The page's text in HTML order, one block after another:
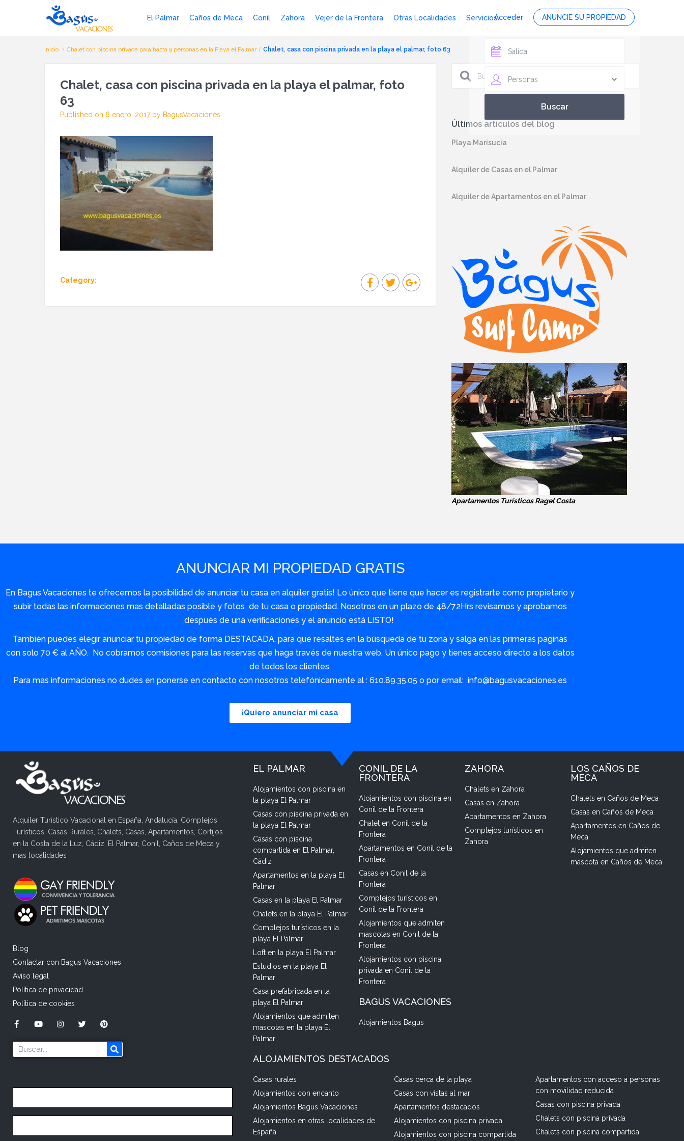
Acceder ANUNCIE SU PROPIEDAD
El Palmar Caños de Meca Conil Zahora Vejer de la Frontera Otras Localidades Servicios
Personas
Inicio Chalet con piscina privada para hasta 9 personas en la Playa el Palmar Chalet, casa con piscina privada en la playa el palmar, foto 63
Chalet, casa con piscina privada en la playa el palmar, foto
63
Published on 6 enero, 2017 by BagusVacaciones
Category:
Últimos artículos del blog
Playa Marisucia
Alquiler de Casas en el Palmar
Alquiler de Apartamentos en el Palmar
Apartamentos Turísticos Ragel Costa
ANUNCIAR MI PROPIEDAD GRATIS
En Bagus Vacaciones te ofrecemos la posibilidad de anunciar tu casa en alquiler gratis! Lo único que tiene que hacer es registrarte como propietario y
subir todas las informaciones mas detalladas posible y fotos de tu casa o propiedad. Nosotros en un plazo de 48/72Hrs revisamos y aprobamos
después de una verificaciones y el anuncio está LISTO!
También puedes elegir anunciar tu propiedad de forma DESTACADA, para que resaltes en la búsqueda de tu zona y salga en las primeras paginas
con solo 70 € al AÑO. No cobramos comisiones para las reservas que haga través de nuestra web. Un único pago y tienes acceso directo a los datos
de todos los clientes.
Para mas informaciones no dudes en ponerse en contacto con nosotros telefónicamente al : 610.89.35.05 o por email: info@bagusvacaciones.es
¡Quiero anunciar mi casa
Alquiler Turístico Vacacional en España, Andalucía. Complejos
Turísticos, Casas Rurales, Chalets, Casas, Apartamentos, Cortijos
en la Costa de la Luz, Cádiz. El Palmar, Conil, Caños de Meca y
mas localidades
Blog
Contactar con Bagus Vacaciones
Aviso legal
Política de privacidad
Política de cookies
EL PALMAR
Alojamientos con piscina en
la playa El Palmar
Casas con piscina privada en
la playa El Palmar
Casas con piscina
compartida en El Palmar,
Cádiz
Apartamentos en la playa El
Palmar
Casas en la playa El Palmar
Chalets en la playa El Palmar
Complejos turísticos en la
playa El Palmar
Loft en la playa El Palmar
Estudios en la playa El
Palmar
Casa prefabricada en la
playa El Palmar
Alojamientos que admiten
mascotas en la playa El
Palmar
CONIL DE LA
FRONTERA
Alojamientos con piscina en
Conil de la Frontera
Chalet en Conil de la
Frontera
Apartamentos en Conil de la
Frontera
Casas en Conil de la
Frontera
Complejos turísticos en
Conil de la Frontera
Alojamientos que admiten
mascotas en Conil de la
Frontera
Alojamientos con piscina
privada en Conil de la
Frontera
BAGUS VACACIONES
Alojamientos Bagus
ZAHORA
Chalets en Zahora
Casas en Zahora
Apartamentos en Zahora
Complejos turísticos en
Zahora
LOS CAÑOS DE
MECA
Chalets en Caños de Meca
Casas en Caños de Meca
Apartamentos en Caños de
Meca
Alojamientos que admiten
mascota en Caños de Meca
ALOJAMIENTOS DESTACADOS
Casas rurales
Alojamientos con encanto
Alojamientos Bagus Vacaciones
Alojamientos en otras localidades de
España
Casas cerca de la playa
Casas con vistas al mar
Apartamentos destacados
Alojamientos con piscina privada
Alojamientos con piscina compartida
Apartamentos con acceso a personas
con movilidad reducida
Casas con piscina privada
Chalets con piscina privada
Chalets con piscina compartida